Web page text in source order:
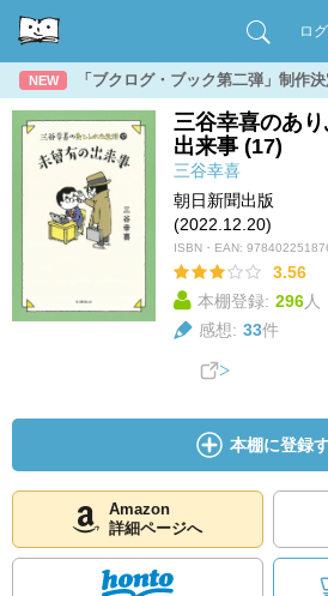
ロ
NEW 「ブクログ・ブック第二弾」制作
三谷幸喜のあ
出来事 (17)
三谷幸喜
朝日新聞出版
(2022.12.20)
ISBN・EAN:
3.56
本棚登録: 296人
感想: 33件
本棚に登録
Amazon
詳細ページへ